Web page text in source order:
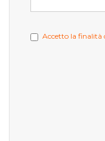
Accetto la finalità